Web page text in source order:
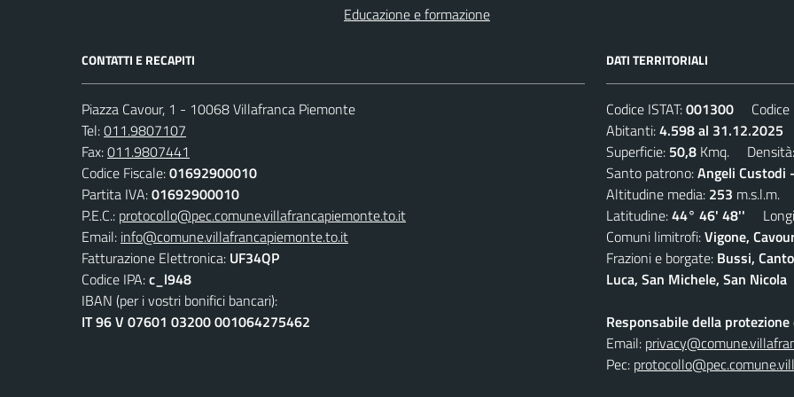
Educazione e formazione
CONTATTI E RECAPITI
Piazza Cavour, 1 - 10068 Villafranca Piemonte
Tel:011.9807107
Fax:011.9807441
Codice Fiscale:01692900010
Partita IVA:01692900010
P.E.C.: protocollo@pec.comune.villafrancapiemonte.to.it
Email: info@comune.villafrancapiemonte.to.it
Fatturazione Elettronica: UF34QP
Codice IPA:c_l948
IBAN (per i vostri bonifici bancari):
IT 96 V 07601 03200 001064275462
DATI TERRITORIALI
Codice ISTAT:001300 Codice
Abitanti:4.598 al 31.12.2025
Superficie: 50,8 Kmq.
Santo patrono:Angeli Custodi
Altitudine media: 253 m.s.l.m.
Latitudine:44° 46' 48''
Comuni limitrofi:Vigone,
Frazioni e borgate: Bussi,
Luca, San Michele, San Nicola
Responsabile della protezione
Email:
Pec: